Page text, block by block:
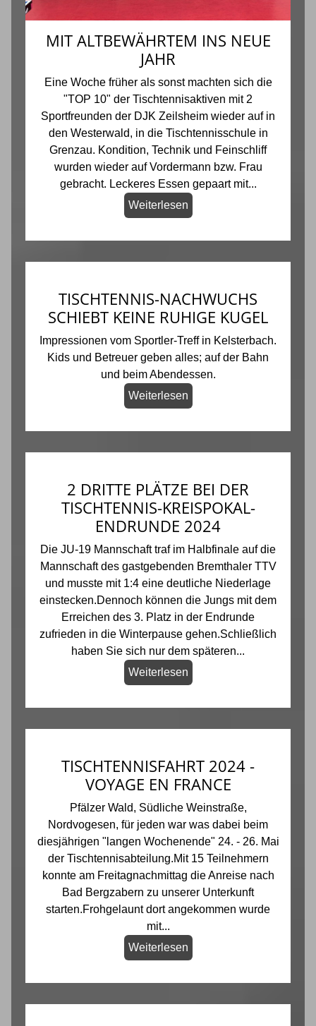
MIT ALTBEWÄHRTEM INS NEUE
JAHR
Eine Woche früher als sonst machten sich die
"TOP 10" der Tischtennisaktiven mit 2
Sportfreunden der DJK Zeilsheim wieder auf in
den Westerwald, in die Tischtennisschule in
Grenzau. Kondition, Technik und Feinschliff
wurden wieder auf Vordermann bzw. Frau
gebracht. Leckeres Essen gepaart mit...
Weiterlesen
TISCHTENNIS-NACHWUCHS
SCHIEBT KEINE RUHIGE KUGEL
Impressionen vom Sportler-Treff in Kelsterbach.
Kids und Betreuer geben alles; auf der Bahn
und beim Abendessen.
Weiterlesen
2 DRITTE PLÄTZE BEI DER
TISCHTENNIS-KREISPOKAL-
ENDRUNDE 2024
Die JU-19 Mannschaft traf im Halbfinale auf die
Mannschaft des gastgebenden Bremthaler TTV
und musste mit 1:4 eine deutliche Niederlage
einstecken.Dennoch können die Jungs mit dem
Erreichen des 3. Platz in der Endrunde
zufrieden in die Winterpause gehen.Schließlich
haben Sie sich nur dem späteren...
Weiterlesen
TISCHTENNISFAHRT 2024 -
VOYAGE EN FRANCE
Pfälzer Wald, Südliche Weinstraße,
Nordvogesen, für jeden war was dabei beim
diesjährigen "langen Wochenende" 24. - 26. Mai
der Tischtennisabteilung.Mit 15 Teilnehmern
konnte am Freitagnachmittag die Anreise nach
Bad Bergzabern zu unserer Unterkunft
starten.Frohgelaunt dort angekommen wurde
mit...
Weiterlesen